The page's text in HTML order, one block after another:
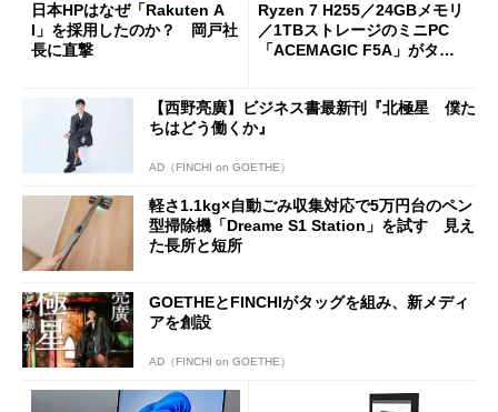
日本HPはなぜ「Rakuten A
I」を採用したのか？ 岡戸社
長に直撃
Ryzen 7 H255／24GBメモリ
／1TBストレージのミニPC
「ACEMAGIC F5A」がタイ
【西野亮廣】ビジネス書最新刊『北極星 僕た
ちはどう働くか』
AD（FINCHI on GOETHE）
軽さ1.1kg×自動ごみ収集対応で5万円台のペン
型掃除機「Dreame S1 Station」を試す 見え
た長所と短所
GOETHEとFINCHIがタッグを組み、新メディ
アを創設
AD（FINCHI on GOETHE）